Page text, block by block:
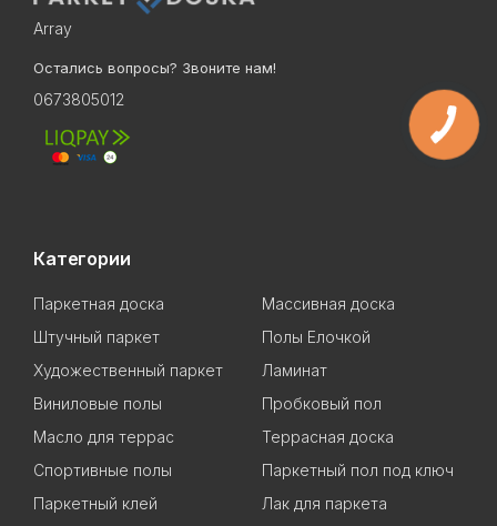
Array
Остались вопросы? Звоните нам!
0673805012
Категории
Паркетная доска
Массивная доска
Штучный паркет
Полы Елочкой
Художественный паркет
Ламинат
Виниловые полы
Пробковый пол
Масло для террас
Террасная доска
Спортивные полы
Паркетный пол под ключ
Паркетный клей
Лак для паркета